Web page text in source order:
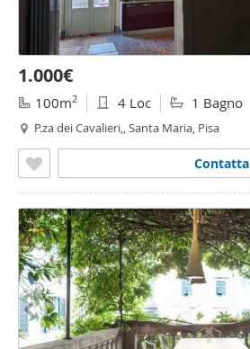
1.000€
100m2 4 Loc 1 Bagno
P.za dei Cavalieri,, Santa Maria, Pisa
Contatta